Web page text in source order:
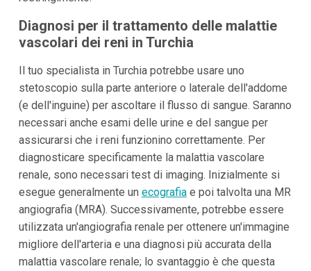
Diagnosi per il trattamento delle malattie
vascolari dei reni in Turchia
Il tuo specialista in Turchia potrebbe usare uno
stetoscopio sulla parte anteriore o laterale dell'addome
(e dell'inguine) per ascoltare il flusso di sangue. Saranno
necessari anche esami delle urine e del sangue per
assicurarsi che i reni funzionino correttamente. Per
diagnosticare specificamente la malattia vascolare
renale, sono necessari test di imaging. Inizialmente si
esegue generalmente un ecografiae poi talvolta una MR
angiografia (MRA). Successivamente, potrebbe essere
utilizzata un'angiografia renale per ottenere un'immagine
migliore dell'arteria e una diagnosi più accurata della
malattia vascolare renale; lo svantaggio è che questa